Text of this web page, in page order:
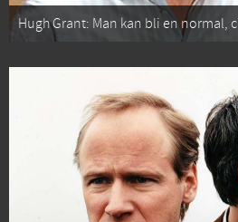
Hugh Grant: Man kan bli en normal,